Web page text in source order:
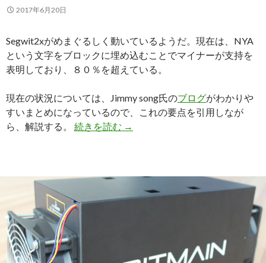
2017年6月20日
Segwit2xがめまぐるしく動いているようだ。現在は、NYA
という文字をブロックに埋め込むことでマイナーが支持を
表明しており、８０％を超えている。
現在の状況については、Jimmy song氏のブログがわかりや
すいまとめになっているので、これの要点を引用しなが
ら、解説する。 続きを読む Segwit2xの現状と、BIP91につい
→